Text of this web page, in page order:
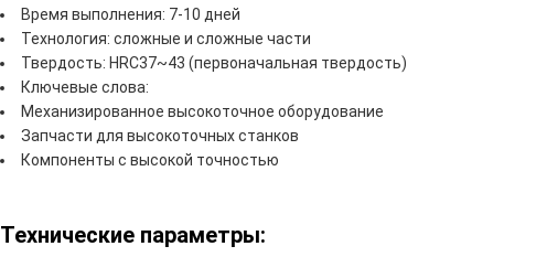
Время выполнения: 7-10 дней
Технология: сложные и сложные части
Твердость: HRC37~43 (первоначальная твердость)
Ключевые слова:
Механизированное высокоточное оборудование
Запчасти для высокоточных станков
Компоненты с высокой точностью
Технические параметры: